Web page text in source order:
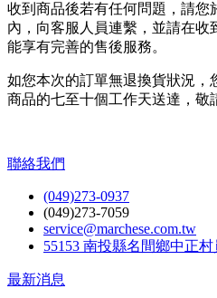
收到商品後若有任何問題，請您
內，向客服人員連繫，並請在
能享有完善的售後服務。
如您本次的訂單無退換貨狀況，
商品的七至十個工作天送達，敬
聯絡我們
(049)273-0937
(049)273-7059
service@marchese.com.tw
55153 南投縣名間鄉中正村
最新消息